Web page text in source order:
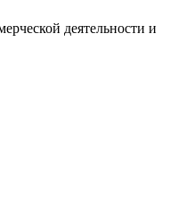
деятельности и